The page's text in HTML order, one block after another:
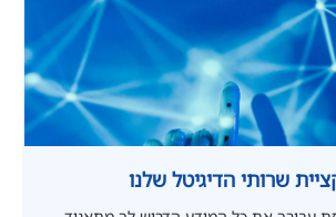
שרותי הדיגיטל שלנו